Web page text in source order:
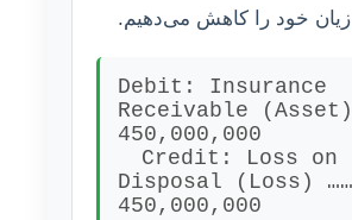
خود را کاهش می‌دهیم.
Debit: Insurance
Receivable
450,000,000
Credit:
Loss on
Disposal (Loss) ……
450,000,000